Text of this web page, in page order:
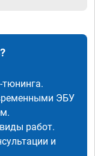
ЭБУ
работ.
и